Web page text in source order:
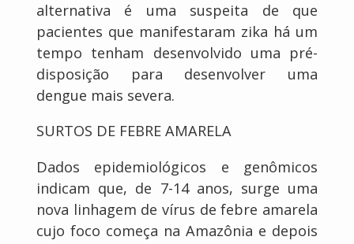
alternativa é uma suspeita de que
pacientes que manifestaram zika há um
tempo tenham desenvolvido uma pré-
disposição para desenvolver uma
dengue mais severa.
SURTOS DE FEBRE AMARELA
Dados epidemiológicos e genômicos
indicam que, de 7-14 anos, surge uma
nova linhagem de vírus de febre amarela
cujo foco começa na Amazônia e depois